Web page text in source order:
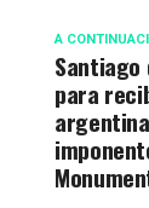
A
Santiago
para